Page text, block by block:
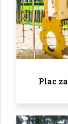
Plac